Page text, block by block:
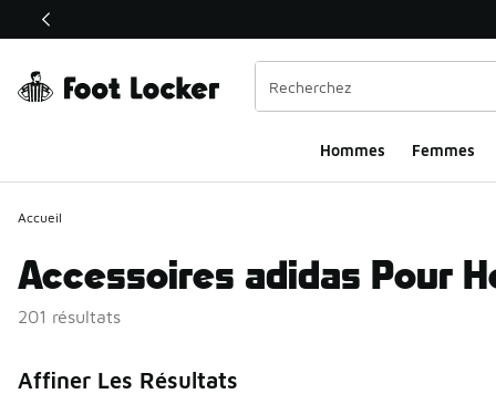
Ce lien s’ouvrira dans une nouvelle fenêtre
Hommes Femmes
Accueil
Accessoires adidas Pour
201 résultats
Affiner Les Résultats